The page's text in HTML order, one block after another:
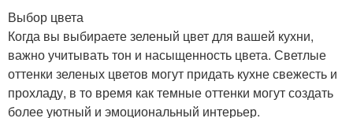
Выбор цвета
Когда вы выбираете зеленый цвет для вашей кухни,
важно учитывать тон и насыщенность цвета. Светлые
оттенки зеленых цветов могут придать кухне свежесть и
прохладу, в то время как темные оттенки могут создать
более уютный и эмоциональный интерьер.